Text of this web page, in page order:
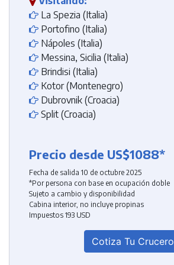
La Spezia (Italia)
Portofino (Italia)
Nápoles (Italia)
Messina, Sicilia (Italia)
Brindisi (Italia)
Kotor (Montenegro)
Dubrovnik (Croacia)
Split (Croacia)
Precio desde US$1088*
Fecha de salida 10 de octubre 2025
*Por persona con base en ocupación doble
Sujeto a cambio y disponibilidad
Cabina interior, no incluye propinas
Impuestos 193 USD
Cotiza Tu Crucero